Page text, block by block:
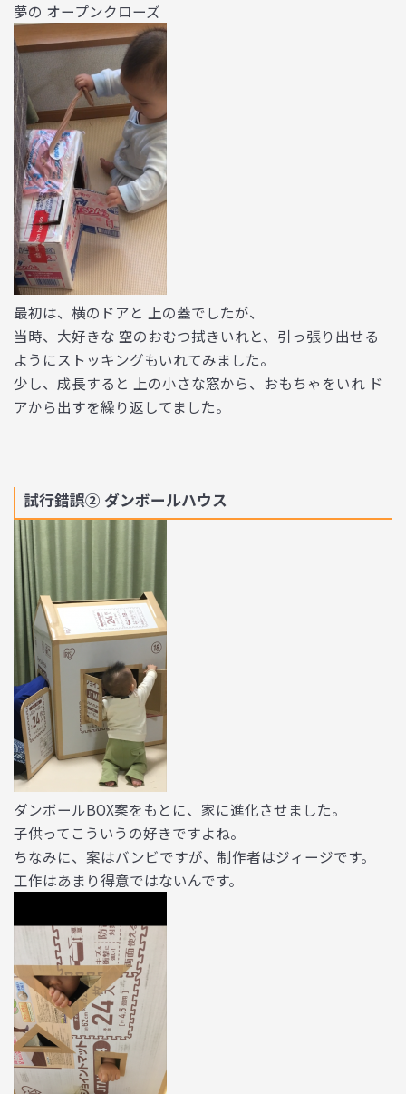
夢の オープンクローズ
最初は、横のドアと 上の蓋でしたが、
当時、大好きな 空のおむつ拭きいれと、引っ張り出せる
ようにストッキングもいれてみました。
少し、成長すると 上の小さな窓から、おもちゃをいれ ド
アから出すを繰り返してました。
試行錯誤② ダンボールハウス
ダンボールBOX案をもとに、家に進化させました。
子供ってこういうの好きですよね。
ちなみに、案はバンビですが、制作者はジィージです。
工作はあまり得意ではないんです。